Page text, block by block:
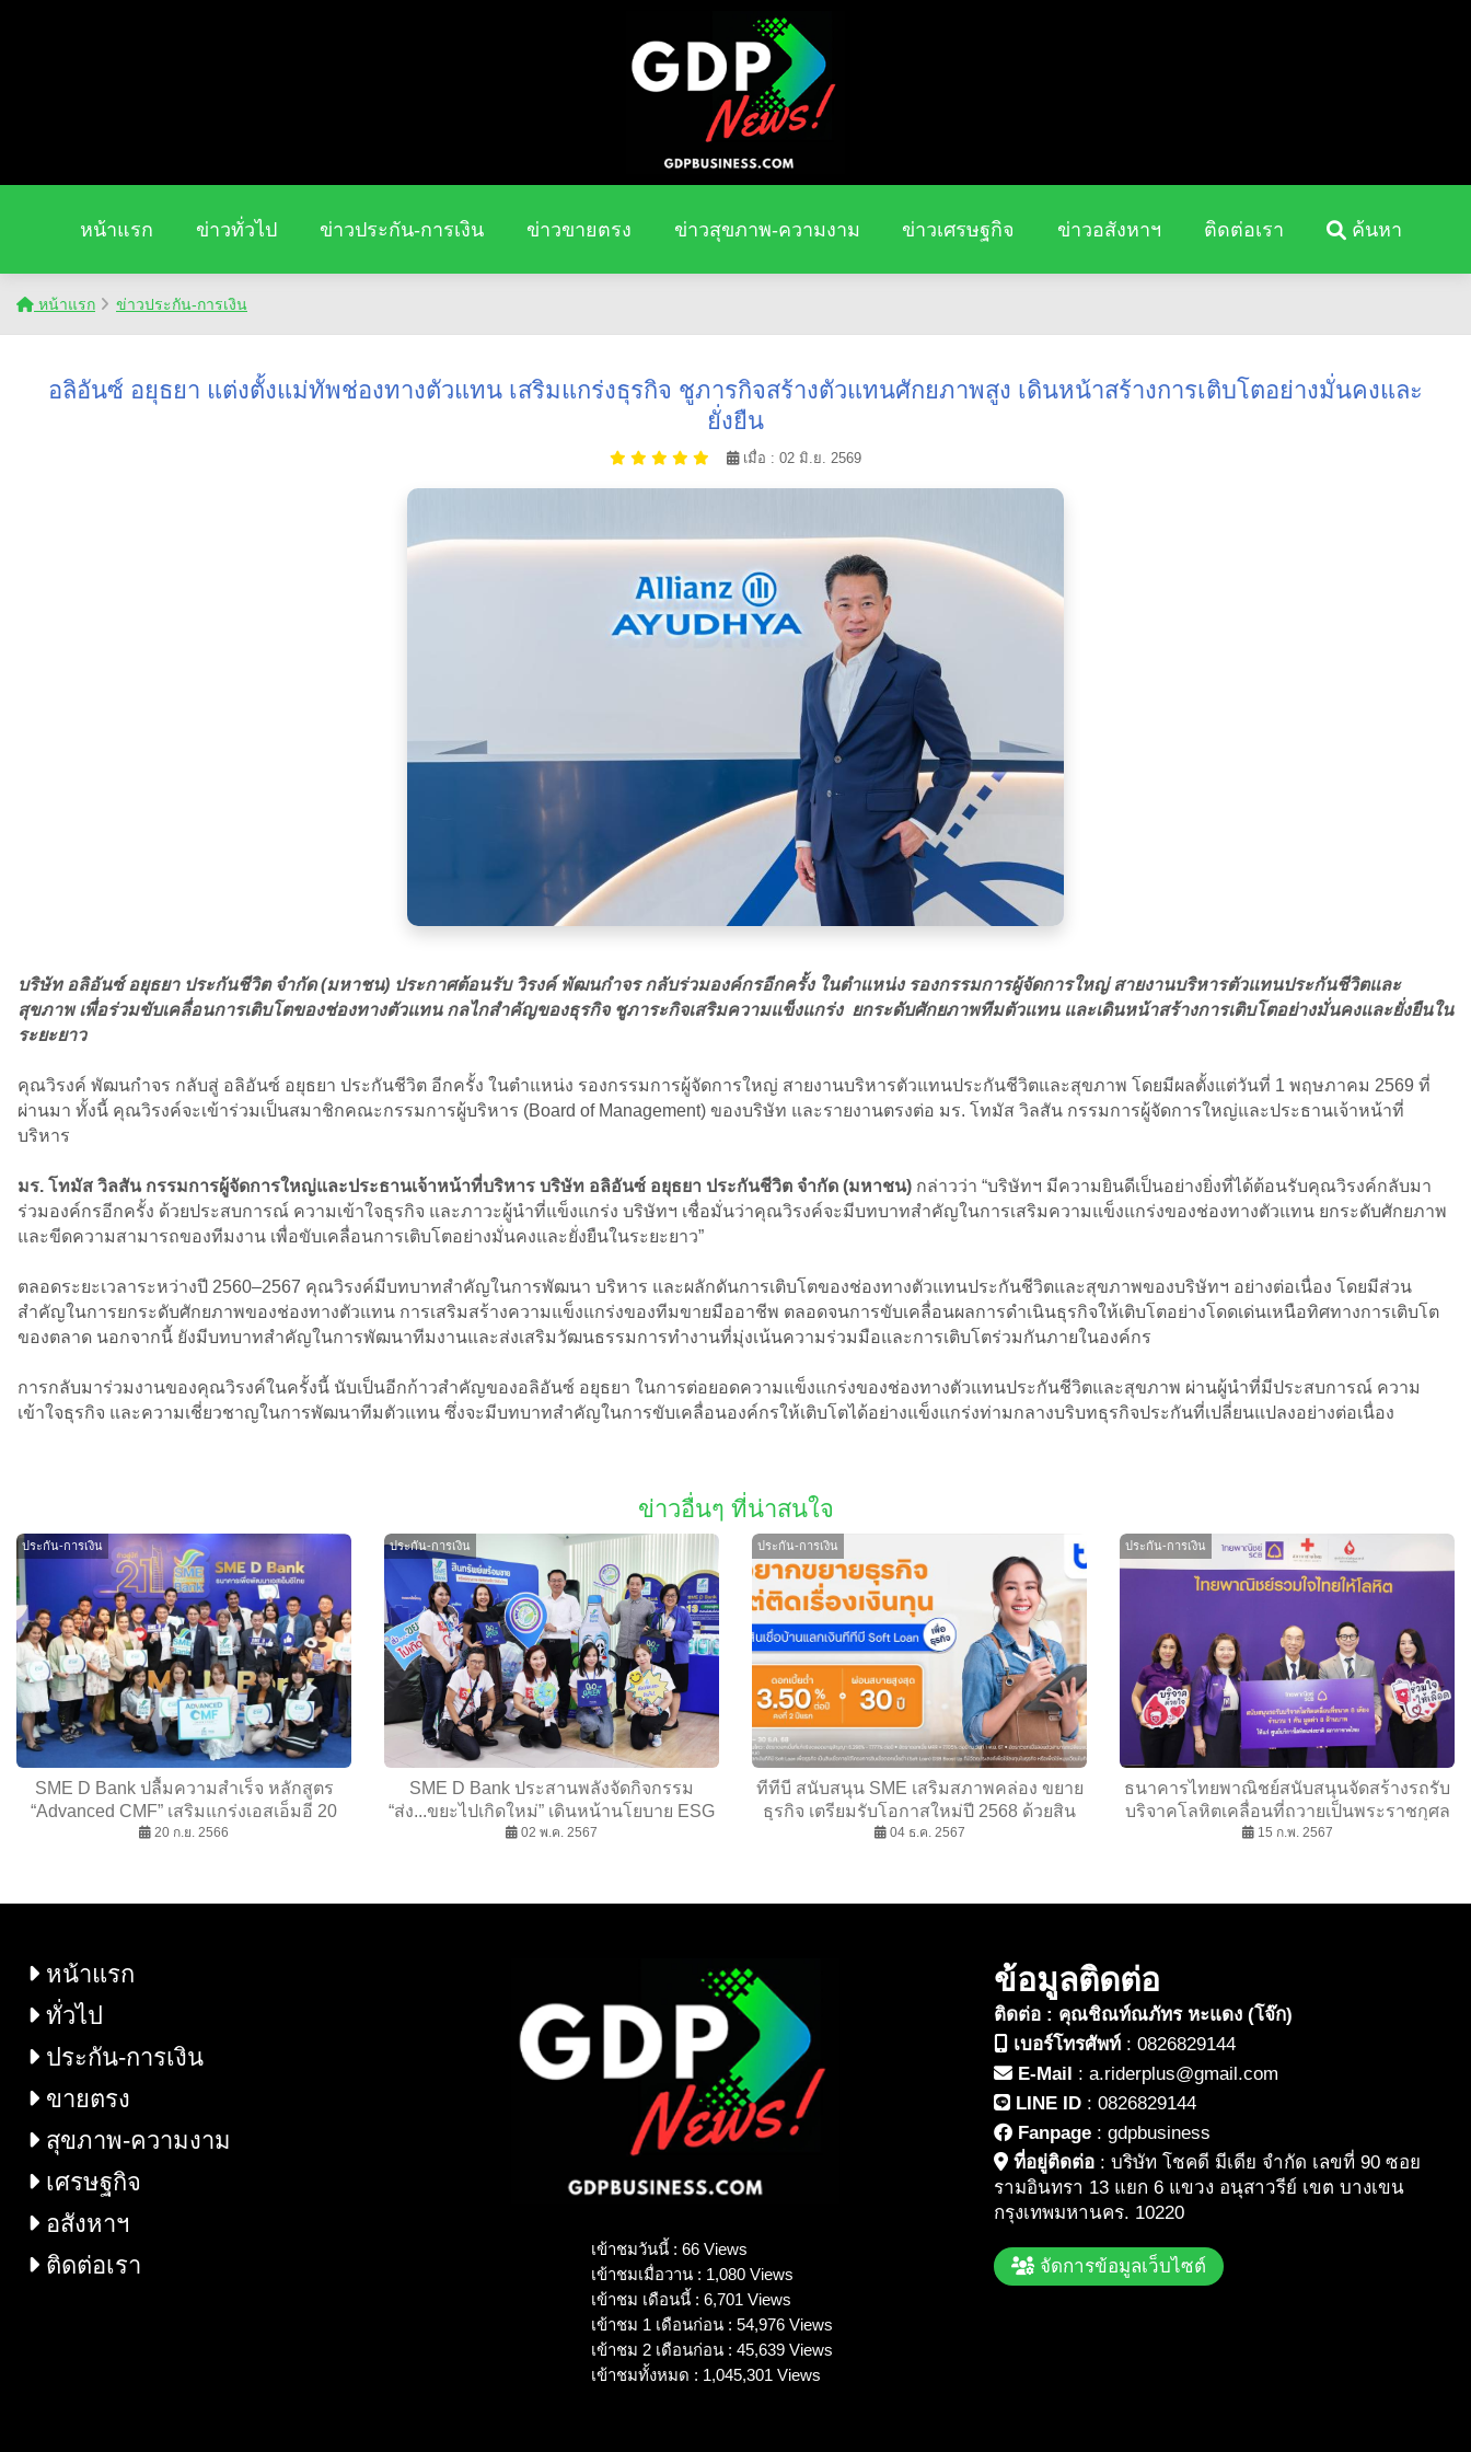
หน้าแรก ข่าวทั่วไป ข่าวประกัน-การเงิน ข่าวขายตรง ข่าวสุขภาพ-ความงาม ข่าวเศรษฐกิจ ข่าวอสังหาฯ ติดต่อเรา ค้นหา
หน้าแรก ข่าวประกัน-การเงิน
อลิอันซ์ อยุธยา แต่งตั้งแม่ทัพช่องทางตัวแทน เสริมแกร่งธุรกิจ ชูภารกิจสร้างตัวแทนศักยภาพสูง เดินหน้าสร้างการเติบโตอย่างมั่นคงและ
ยั่งยืน
เมื่อ : 02 มิ.ย. 2569
บริษัท อลิอันซ์ อยุธยา ประกันชีวิต จำกัด (มหาชน) ประกาศต้อนรับ วิรงค์ พัฒนกำจร กลับร่วมองค์กรอีกครั้ง ในตำแหน่ง รองกรรมการผู้จัดการใหญ่ สายงานบริหารตัวแทนประกันชีวิตและ
สุขภาพ เพื่อร่วมขับเคลื่อนการเติบโตของช่องทางตัวแทน กลไกสำคัญของธุรกิจ ชูภาระกิจเสริมความแข็งแกร่ง ยกระดับศักยภาพทีมตัวแทน และเดินหน้าสร้างการเติบโตอย่างมั่นคงและยั่งยืนใน
ระยะยาว
คุณวิรงค์ พัฒนกำจร กลับสู่ อลิอันซ์ อยุธยา ประกันชีวิต อีกครั้ง ในตำแหน่ง รองกรรมการผู้จัดการใหญ่ สายงานบริหารตัวแทนประกันชีวิตและสุขภาพ โดยมีผลตั้งแต่วันที่ 1 พฤษภาคม 2569 ที่
ผ่านมา ทั้งนี้ คุณวิรงค์จะเข้าร่วมเป็นสมาชิกคณะกรรมการผู้บริหาร (Board of Management) ของบริษัท และรายงานตรงต่อ มร. โทมัส วิลสัน กรรมการผู้จัดการใหญ่และประธานเจ้าหน้าที่
บริหาร
มร. โทมัส วิลสัน กรรมการผู้จัดการใหญ่และประธานเจ้าหน้าที่บริหาร บริษัท อลิอันซ์ อยุธยา ประกันชีวิต จำกัด (มหาชน) กล่าวว่า “บริษัทฯ มีความยินดีเป็นอย่างยิ่งที่ได้ต้อนรับคุณวิรงค์กลับมา
ร่วมองค์กรอีกครั้ง ด้วยประสบการณ์ ความเข้าใจธุรกิจ และภาวะผู้นำที่แข็งแกร่ง บริษัทฯ เชื่อมั่นว่าคุณวิรงค์จะมีบทบาทสำคัญในการเสริมความแข็งแกร่งของช่องทางตัวแทน ยกระดับศักยภาพ
และขีดความสามารถของทีมงาน เพื่อขับเคลื่อนการเติบโตอย่างมั่นคงและยั่งยืนในระยะยาว”
ตลอดระยะเวลาระหว่างปี 2560–2567 คุณวิรงค์มีบทบาทสำคัญในการพัฒนา บริหาร และผลักดันการเติบโตของช่องทางตัวแทนประกันชีวิตและสุขภาพของบริษัทฯ อย่างต่อเนื่อง โดยมีส่วน
สำคัญในการยกระดับศักยภาพของช่องทางตัวแทน การเสริมสร้างความแข็งแกร่งของทีมขายมืออาชีพ ตลอดจนการขับเคลื่อนผลการดำเนินธุรกิจให้เติบโตอย่างโดดเด่นเหนือทิศทางการเติบโต
ของตลาด นอกจากนี้ ยังมีบทบาทสำคัญในการพัฒนาทีมงานและส่งเสริมวัฒนธรรมการทำงานที่มุ่งเน้นความร่วมมือและการเติบโตร่วมกันภายในองค์กร
การกลับมาร่วมงานของคุณวิรงค์ในครั้งนี้ นับเป็นอีกก้าวสำคัญของอลิอันซ์ อยุธยา ในการต่อยอดความแข็งแกร่งของช่องทางตัวแทนประกันชีวิตและสุขภาพ ผ่านผู้นำที่มีประสบการณ์ ความ
เข้าใจธุรกิจ และความเชี่ยวชาญในการพัฒนาทีมตัวแทน ซึ่งจะมีบทบาทสำคัญในการขับเคลื่อนองค์กรให้เติบโตได้อย่างแข็งแกร่งท่ามกลางบริบทธุรกิจประกันที่เปลี่ยนแปลงอย่างต่อเนื่อง
ข่าวอื่นๆ ที่น่าสนใจ
ประกัน-การเงิน
SME D Bank ปลื้มความสำเร็จ หลักสูตร
“Advanced CMF” เสริมแกร่งเอสเอ็มอี 20
กิจการ พร้อมต่อยอดยกระดับธุรกิจด้วยแฟรน
20 ก.ย. 2566
ประกัน-การเงิน
SME D Bank ประสานพลังจัดกิจกรรม
“ส่ง...ขยะไปเกิดใหม่” เดินหน้านโยบาย ESG
ขับเคลื่อนสู่องค์กรแห่งความยั่งยืน
02 พ.ค. 2567
ประกัน-การเงิน
ทีทีบี สนับสนุน SME เสริมสภาพคล่อง ขยาย
ธุรกิจ เตรียมรับโอกาสใหม่ปี 2568 ด้วยสิน
เชื่อบ้านแลกเงิน ทีทีบี Soft Loan ดอกเบี้ยต่ำ
04 ธ.ค. 2567
ประกัน-การเงิน
ธนาคารไทยพาณิชย์สนับสนุนจัดสร้างรถรับ
บริจาคโลหิตเคลื่อนที่ถวายเป็นพระราชกุศล
เนื่องในโอกาสพระราชพิธีมหามงคลเฉลิม
15 ก.พ. 2567
หน้าแรก
ทั่วไป
ประกัน-การเงิน
ขายตรง
สุขภาพ-ความงาม
เศรษฐกิจ
อสังหาฯ
ติดต่อเรา
เข้าชมวันนี้ : 66 Views
เข้าชมเมื่อวาน : 1,080 Views
เข้าชม เดือนนี้ : 6,701 Views
เข้าชม 1 เดือนก่อน : 54,976 Views
เข้าชม 2 เดือนก่อน : 45,639 Views
เข้าชมทั้งหมด : 1,045,301 Views
ข้อมูลติดต่อ
ติดต่อ : คุณชิณท์ณภัทร หะแดง (โจ๊ก)
เบอร์โทรศัพท์: 0826829144
E-Mail
: a.riderplus@gmail.com
LINE ID: 0826829144
Fanpage: gdpbusiness
ที่อยู่ติดต่อ: บริษัท โชคดี มีเดีย จำกัด เลขที่ 90 ซอย
รามอินทรา 13 แยก 6 แขวง อนุสาวรีย์ เขต บางเขน
กรุงเทพมหานคร. 10220
จัดการข้อมูลเว็บไซต์